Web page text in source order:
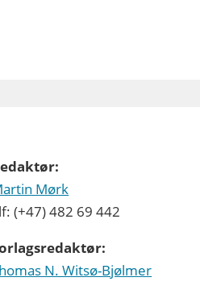
Mørk
(+47) 482 69 442
N. Witsø-Bjølmer